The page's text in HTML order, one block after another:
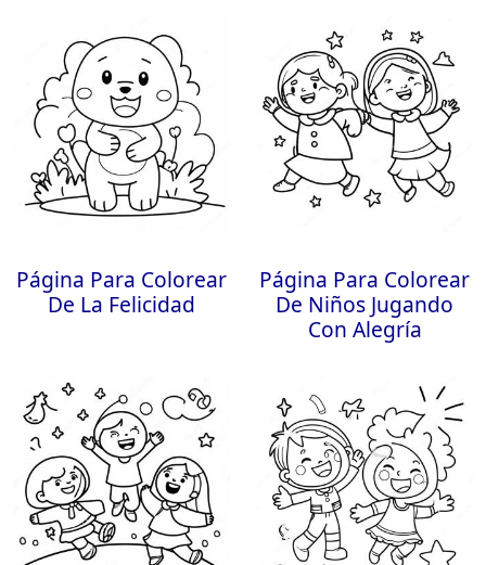
Página Para Colorear
De La Felicidad
Página Para Colorear
De Niños Jugando
Con Alegría